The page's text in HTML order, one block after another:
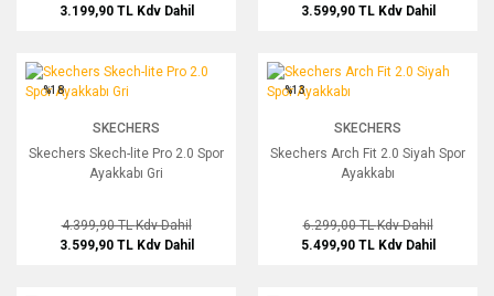
3.199,90 TL Kdv Dahil
3.599,90 TL Kdv Dahil
Skechers Skech-lite Pro 2.0 Spor Ayakkabı Gri
%18
SKECHERS
Skechers Skech-lite Pro 2.0 Spor
Ayakkabı Gri
4.399,90 TLKdv Dahil
3.599,90 TL Kdv Dahil
Skechers Arch Fit 2.0 Siyah Spor
%13
SKECHERS
Skechers Arch Fit 2.0 Siyah Spor
Ayakkabı
6.299,00 TLKdv Dahil
5.499,90 TL Kdv Dahil